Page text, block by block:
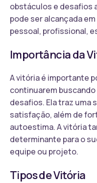
obstáculos e desafios
pode ser alcançada
pessoal, profissional,
Importância da
A vitória é importante
continuarem
desafios. Ela traz uma
satisfação, além de
autoestima. A vitória
determinante para o
equipe ou projeto.
Tipos de Vitória